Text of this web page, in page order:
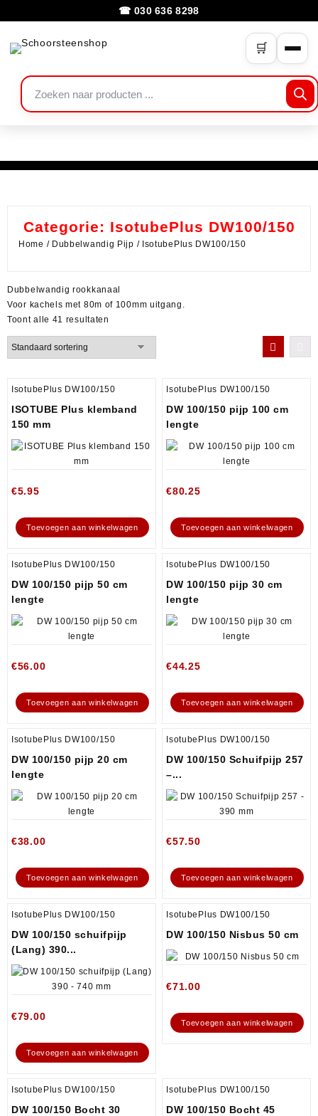
☎ 030 636 8298
🛒
Categorie: IsotubePlus DW100/150
Home / Dubbelwandig Pijp / IsotubePlus DW100/150
Dubbelwandig rookkanaal
Voor kachels met 80m of 100mm uitgang.
Toont alle 41 resultaten
IsotubePlus DW100/150
ISOTUBE Plus klemband
150 mm
€5.95
Toevoegen aan winkelwagen
IsotubePlus DW100/150
DW 100/150 pijp 100 cm
lengte
€80.25
Toevoegen aan winkelwagen
IsotubePlus DW100/150
DW 100/150 pijp 50 cm
lengte
€56.00
Toevoegen aan winkelwagen
IsotubePlus DW100/150
DW 100/150 pijp 30 cm
lengte
€44.25
Toevoegen aan winkelwagen
IsotubePlus DW100/150
DW 100/150 pijp 20 cm
lengte
€38.00
Toevoegen aan winkelwagen
IsotubePlus DW100/150
DW 100/150 Schuifpijp 257
–...
€57.50
Toevoegen aan winkelwagen
IsotubePlus DW100/150
DW 100/150 schuifpijp
(Lang) 390...
€79.00
Toevoegen aan winkelwagen
IsotubePlus DW100/150
DW 100/150 Nisbus 50 cm
€71.00
Toevoegen aan winkelwagen
IsotubePlus DW100/150
DW 100/150 Bocht 30
IsotubePlus DW100/150
DW 100/150 Bocht 45